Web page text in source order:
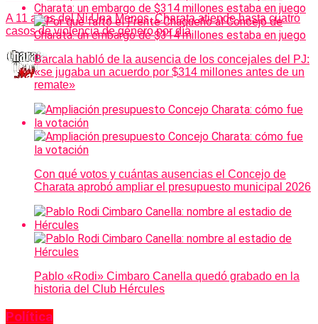
A 11 años del Ni Una Menos, Charata atiende hasta cuatro
casos de violencia de género por día
Barcala habló de la ausencia de los concejales del PJ:
«se jugaba un acuerdo por $314 millones antes de un
remate»
Con qué votos y cuántas ausencias el Concejo de
Charata aprobó ampliar el presupuesto municipal 2026
Pablo «Rodi» Cimbaro Canella quedó grabado en la
historia del Club Hércules
Política